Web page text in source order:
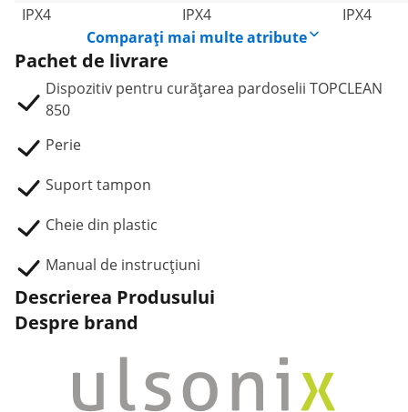
IPX4
IPX4
IPX4
Comparați mai multe atribute
Pachet de livrare
Dispozitiv pentru curățarea pardoselii TOPCLEAN
850
Perie
Suport tampon
Cheie din plastic
Manual de instrucțiuni
Descrierea Produsului
Despre brand